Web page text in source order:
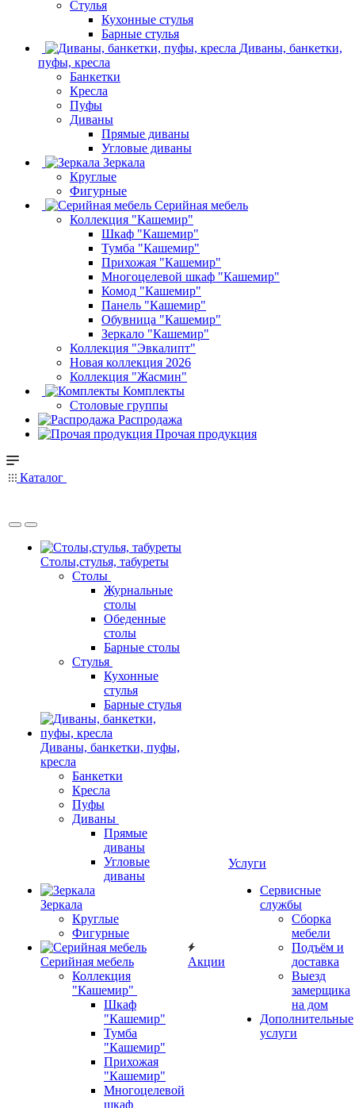
Стулья
Кухонные стулья
Барные стулья
Диваны, банкетки,
пуфы, кресла
Банкетки
Кресла
Пуфы
Диваны
Прямые диваны
Угловые диваны
Зеркала
Круглые
Фигурные
Серийная мебель
Коллекция "Кашемир"
Шкаф "Кашемир"
Тумба "Кашемир"
Прихожая "Кашемир"
Многоцелевой шкаф "Кашемир"
Комод "Кашемир"
Панель "Кашемир"
Обувница "Кашемир"
Зеркало "Кашемир"
Коллекция "Эвкалипт"
Новая коллекция 2026
Коллекция "Жасмин"
Комплекты
Столовые группы
Распродажа
Прочая продукция
Каталог
Столы,стулья, табуреты
Столы
Журнальные
столы
Обеденные
столы
Барные столы
Стулья
Кухонные
стулья
Барные стулья
Диваны, банкетки, пуфы,
кресла
Банкетки
Кресла
Пуфы
Диваны
Прямые
диваны
Угловые
диваны
Зеркала
Круглые
Фигурные
Серийная мебель
Коллекция
"Кашемир"
Шкаф
"Кашемир"
Тумба
"Кашемир"
Прихожая
"Кашемир"
Многоцелевой
шкаф
Акции
Услуги
Сервисные
службы
Сборка
мебели
Подъём и
доставка
Выезд
замерщика
на дом
Дополнительные
услуги